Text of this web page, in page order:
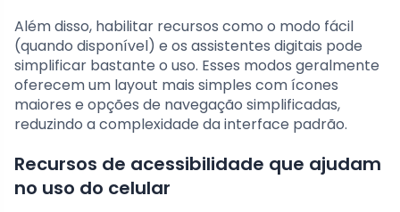
Além disso, habilitar recursos como o modo fácil
(quando disponível) e os assistentes digitais pode
simplificar bastante o uso. Esses modos geralmente
oferecem um layout mais simples com ícones
maiores e opções de navegação simplificadas,
reduzindo a complexidade da interface padrão.
Recursos de acessibilidade que ajudam
no uso do celular